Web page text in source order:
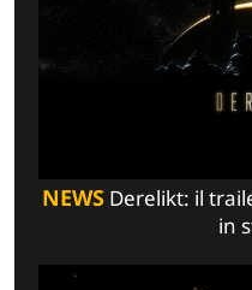
NEWS Derelikt: il
in